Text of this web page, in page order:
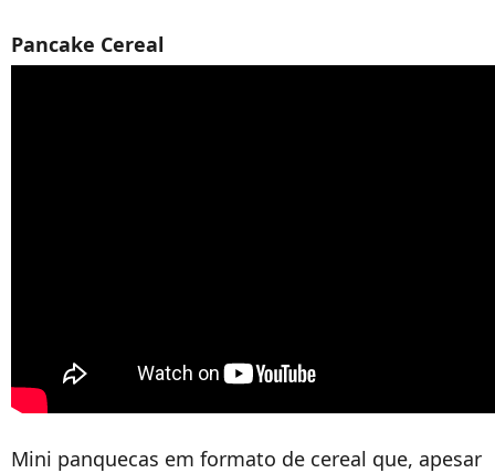
Pancake Cereal
Mini panquecas em formato de cereal que, apesar